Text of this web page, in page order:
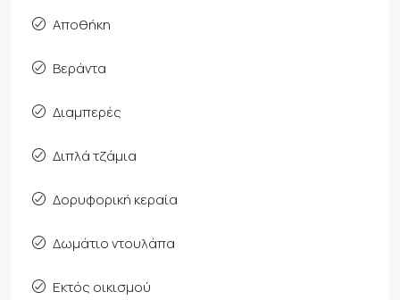
Αποθήκη
Βεράντα
Διαμπερές
Διπλά τζάμια
Δορυφορική κεραία
Δωμάτιο ντουλάπα
Εκτός οικισμού